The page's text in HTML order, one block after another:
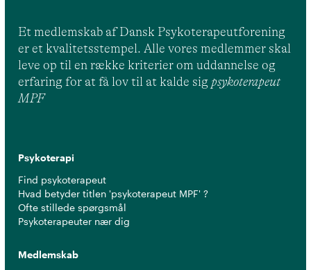
Et medlemskab af Dansk Psykoterapeutforening
er et kvalitetsstempel. Alle vores medlemmer skal
leve op til en række kriterier om uddannelse og
erfaring for at få lov til at kalde sig psykoterapeut
MPF
Psykoterapi
Find psykoterapeut
Hvad betyder titlen 'psykoterapeut MPF' ?
Ofte stillede spørgsmål
Psykoterapeuter nær dig
Medlemskab